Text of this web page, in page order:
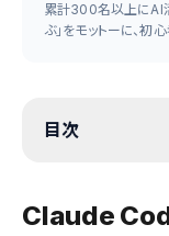
累計300名以上にAI
ぶ」をモットーに、初
目次
Claude